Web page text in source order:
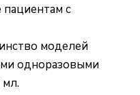
с
моделей
одноразовыми